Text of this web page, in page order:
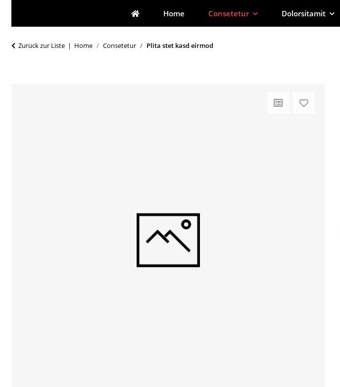
Home Consetetur Dolorsitamit
Zurück zur Liste Home Consetetur Plita stet kasd eirmod